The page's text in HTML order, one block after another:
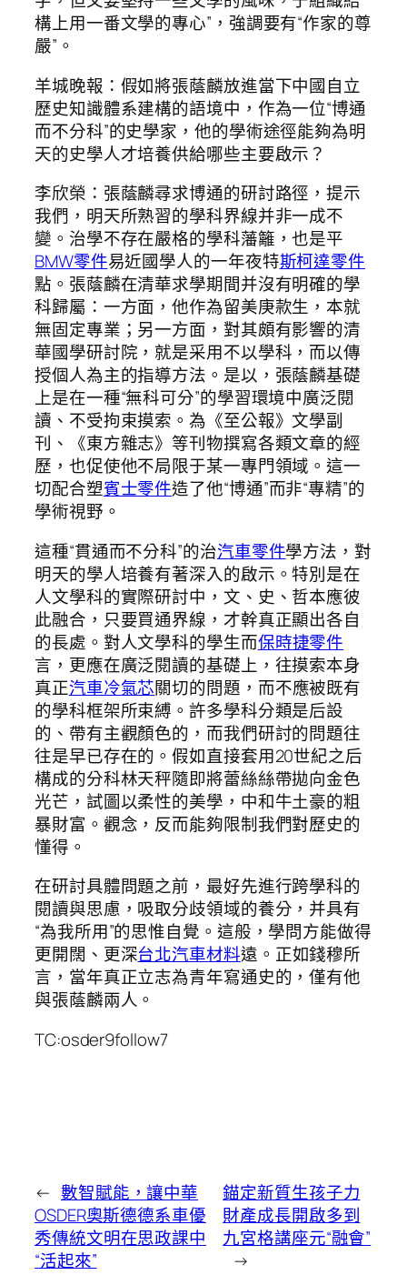
構上用一番文學的專心”，強調要有“作家的尊
嚴”。
羊城晚報：假如將張蔭麟放進當下中國自立
歷史知識體系建構的語境中，作為一位“博通
而不分科”的史學家，他的學術途徑能夠為明
天的史學人才培養供給哪些主要啟示？
李欣榮：張蔭麟尋求博通的研討路徑，提示
我們，明天所熟習的學科界線并非一成不
變。治學不存在嚴格的學科藩籬，也是平
BMW零件易近國學人的一年夜特斯柯達零件
點。張蔭麟在清華求學期間并沒有明確的學
科歸屬：一方面，他作為留美庚款生，本就
無固定專業；另一方面，對其頗有影響的清
華國學研討院，就是采用不以學科，而以傳
授個人為主的指導方法。是以，張蔭麟基礎
上是在一種“無科可分”的學習環境中廣泛閱
讀、不受拘束摸索。為《至公報》文學副
刊、《東方雜志》等刊物撰寫各類文章的經
歷，也促使他不局限于某一專門領域。這一
切配合塑賓士零件造了他“博通”而非“專精”的
學術視野。
這種“貫通而不分科”的治汽車零件學方法，對
明天的學人培養有著深入的啟示。特別是在
人文學科的實際研討中，文、史、哲本應彼
此融合，只要買通界線，才幹真正顯出各自
的長處。對人文學科的學生而保時捷零件
言，更應在廣泛閱讀的基礎上，往摸索本身
真正汽車冷氣芯關切的問題，而不應被既有
的學科框架所束縛。許多學科分類是后設
的、帶有主觀顏色的，而我們研討的問題往
往是早已存在的。假如直接套用20世紀之后
構成的分科林天秤隨即將蕾絲絲帶拋向金色
光芒，試圖以柔性的美學，中和牛土豪的粗
暴財富。觀念，反而能夠限制我們對歷史的
懂得。
在研討具體問題之前，最好先進行跨學科的
閱讀與思慮，吸取分歧領域的養分，并具有
“為我所用”的思惟自覺。這般，學問方能做得
更開闊、更深台北汽車材料遠。正如錢穆所
言，當年真正立志為青年寫通史的，僅有他
與張蔭麟兩人。
TC:osder9follow7
← 數智賦能，讓中華
OSDER奧斯德德系車優
秀傳統文明在思政課中
“活起來”
錨定新質生孩子力
財產成長開啟多到
九宮格講座元“融會”
→